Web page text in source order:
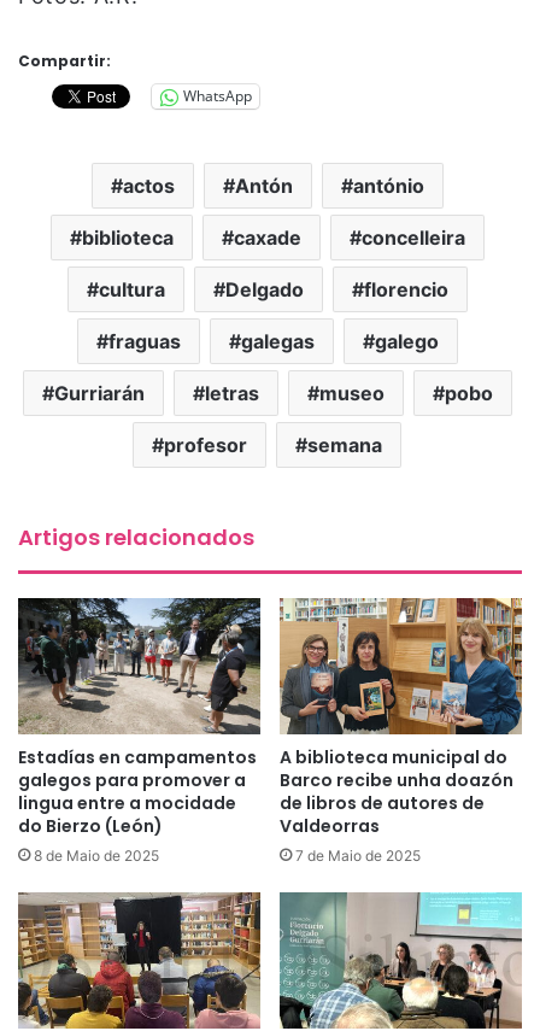
Compartir:
WhatsApp
actos Antón antónio
biblioteca caxade concelleira
cultura Delgado florencio
fraguas galegas galego
Gurriarán letras museo pobo
profesor semana
Artigos relacionados
Estadías en campamentos
galegos para promover a
lingua entre a mocidade
do Bierzo (León)
8 de Maio de 2025
A biblioteca municipal do
Barco recibe unha doazón
de libros de autores de
Valdeorras
7 de Maio de 2025